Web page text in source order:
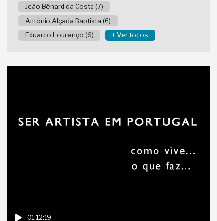
João Bénard da Costa (7)
António Alçada Baptista (6)
Eduardo Lourenço (6)
+ Ver todos
01:12:19